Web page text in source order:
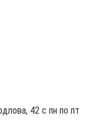
42 с пн по пт